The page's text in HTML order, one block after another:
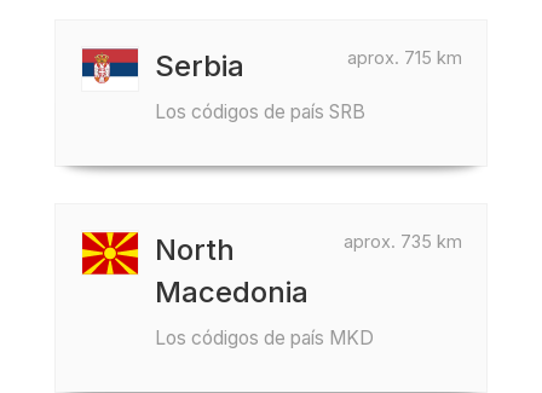
aprox. 715 km
Serbia
Los códigos de país SRB
aprox. 735 km
North
Macedonia
Los códigos de país MKD